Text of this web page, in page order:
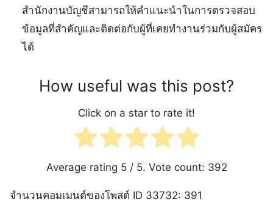
สำนักงานบัญชีสามารถให้คำแนะนำในการตรวจสอบ
ข้อมูลที่สำคัญและติดต่อกับผู้ที่เคยทำงานร่วมกับผู้สมัคร
ได้
How useful was this post?
Click on a star to rate it!
Average rating 5/ 5. Vote count: 392
จำนวนคอมเมนต์ของโพสต์ ID 33732: 391